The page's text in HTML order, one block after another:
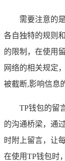
需要注意的
各自独特的规则
的限制，在使用
网络的相关规定
被截断,影响信息
TP钱包的留
的沟通桥梁，通
时附上留言，让
在使用TP钱包时